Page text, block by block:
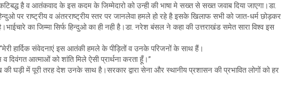
है व आतंकवाद के इस कदम के जिम्मेदारो को उन्ही की भाषा मे सख्त से सख्त जवाब दिया जाएगा।डा.
पर राष्ट्रीय व अंतरराष्ट्रीय स्तर पर जानलेवा हमले हो रहे है इसके खिलाफ सभी को जात-धर्म छोड़कर
का जिम्मा सिर्फ हिन्दुओ का ही नही है।डा. नरेश बंसल ने कहा की उत्तराखंड समेत सारा विश्व इस
हार्दिक संवेदनाएं इस आतंकी हमले के पीड़ितों व उनके परिजनों के साथ हैं।
दिवंगत आत्माओं को शांति मिले ऐसी प्रार्थना करता हूँ।”
घड़ी में पूरी तरह देश उनके साथ है।सरकार द्वारा सेना और स्थानीय प्रशासन की प्रभावित लोगों को हर